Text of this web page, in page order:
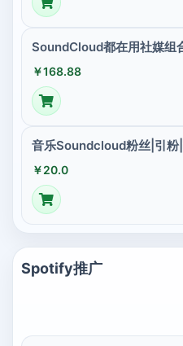
SoundCloud都在用社媒组
￥168.88
音乐Soundcloud粉丝|引粉
￥20.0
Spotify推广